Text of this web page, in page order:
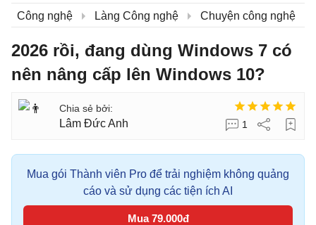
Công nghệ Làng Công nghệ Chuyện công nghệ
2026 rồi, đang dùng Windows 7 có
nên nâng cấp lên Windows 10?
Lâm Đức Anh 1
Mua gói Thành viên Pro để trải nghiệm không quảng
cáo và sử dụng các tiện ích AI
Mua 79.000đ